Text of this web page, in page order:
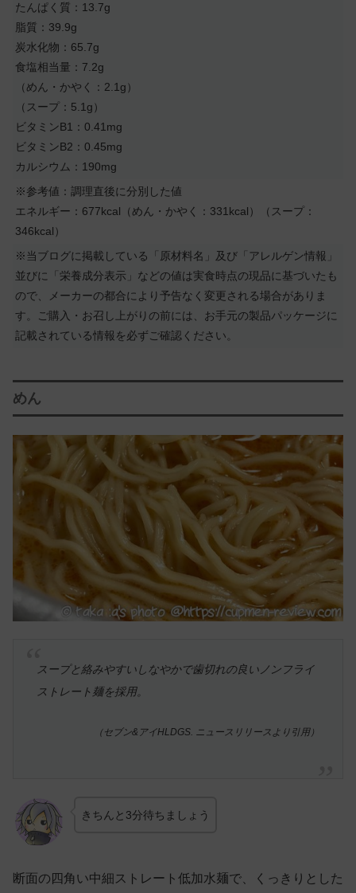
たんぱく質：13.7g
脂質：39.9g
炭水化物：65.7g
食塩相当量：7.2g
（めん・かやく：2.1g）
（スープ：5.1g）
ビタミンB1：0.41mg
ビタミンB2：0.45mg
カルシウム：190mg
※参考値：調理直後に分別した値
エネルギー：677kcal（めん・かやく：331kcal）（スープ：
346kcal）
※当ブログに掲載している「原材料名」及び「アレルゲン情報」
並びに「栄養成分表示」などの値は実食時点の現品に基づいたも
ので、メーカーの都合により予告なく変更される場合がありま
す。ご購入・お召し上がりの前には、お手元の製品パッケージに
記載されている情報を必ずご確認ください。
めん
スープと絡みやすいしなやかで歯切れの良いノンフライ
ストレート麺を採用。
（セブン&アイHLDGS. ニュースリリースより引用）
きちんと3分待ちましょう
断面の四角い中細ストレート低加水麺で、くっきりとした